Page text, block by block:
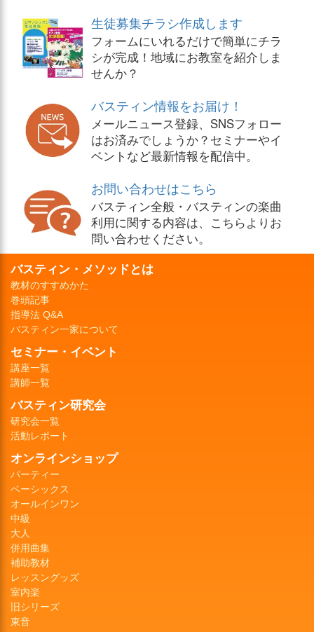
生徒募集チラシ作成します
フォームにいれるだけで簡単にチラ
シが完成！地域にお教室を紹介しま
せんか？
バスティン情報をお届け！
メールニュース登録、SNSフォロー
はお済みでしょうか？セミナーやイ
ベントなど最新情報を配信中。
お問い合わせはこちら
バスティン全般・バスティンの楽曲
利用に関する内容は、こちらよりお
問い合わせください。
バスティン・メソッドとは
教材のすすめかた
巻頭記事
指導法 Q&A
バスティン一家について
セミナー・イベント
講座一覧
講師一覧
バスティン研究会
研究会一覧
活動レポート
オンラインショップ
パーティー
ベーシックス
オールインワン
中級
大人
併用曲集
補助教材
レッスングッズ
室内楽
旧シリーズ
東音